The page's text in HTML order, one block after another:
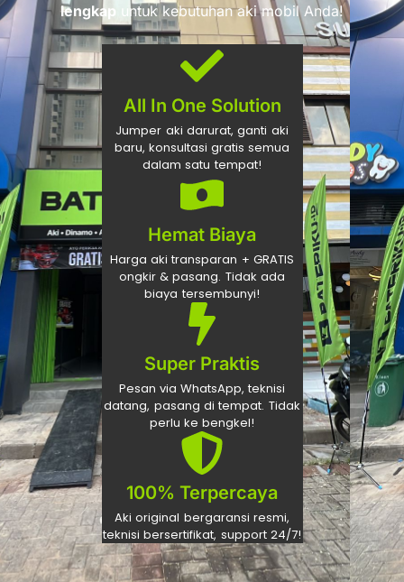
lengkap untuk kebutuhan aki mobil Anda!
All In One Solution
Jumper aki darurat, ganti aki
baru, konsultasi gratis semua
dalam satu tempat!
Hemat Biaya
Harga aki transparan + GRATIS
ongkir & pasang. Tidak ada
biaya tersembunyi!
Super Praktis
Pesan via WhatsApp, teknisi
datang, pasang di tempat. Tidak
perlu ke bengkel!
100% Terpercaya
Aki original bergaransi resmi,
teknisi bersertifikat, support 24/7!